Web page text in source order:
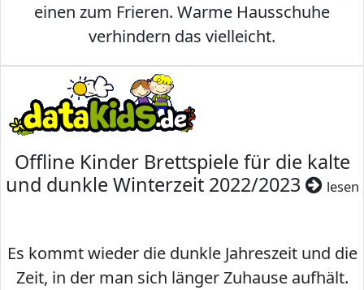
einen zum Frieren. Warme Hausschuhe
verhindern das vielleicht.
Offline Kinder Brettspiele für die kalte
und dunkle Winterzeit 2022/2023
lesen
Es kommt wieder die dunkle Jahreszeit und die
Zeit, in der man sich länger Zuhause aufhält.